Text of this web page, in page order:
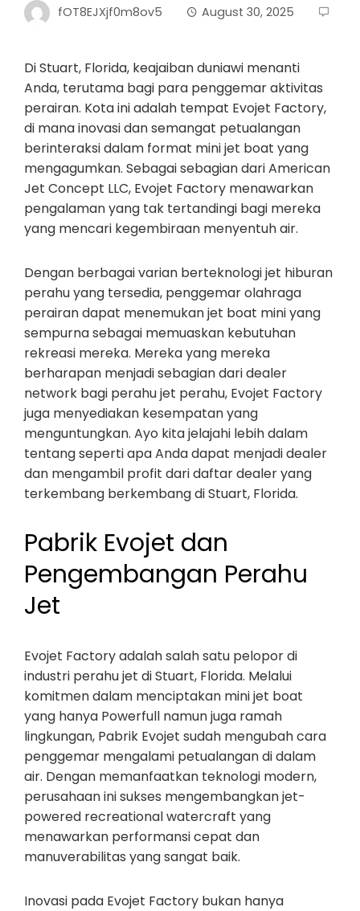
fOT8EJXjf0m8ov5 August 30, 2025
Di Stuart, Florida, keajaiban duniawi menanti
Anda, terutama bagi para penggemar aktivitas
perairan. Kota ini adalah tempat Evojet Factory,
di mana inovasi dan semangat petualangan
berinteraksi dalam format mini jet boat yang
mengagumkan. Sebagai sebagian dari American
Jet Concept LLC, Evojet Factory menawarkan
pengalaman yang tak tertandingi bagi mereka
yang mencari kegembiraan menyentuh air.
Dengan berbagai varian berteknologi jet hiburan
perahu yang tersedia, penggemar olahraga
perairan dapat menemukan jet boat mini yang
sempurna sebagai memuaskan kebutuhan
rekreasi mereka. Mereka yang mereka
berharapan menjadi sebagian dari dealer
network bagi perahu jet perahu, Evojet Factory
juga menyediakan kesempatan yang
menguntungkan. Ayo kita jelajahi lebih dalam
tentang seperti apa Anda dapat menjadi dealer
dan mengambil profit dari daftar dealer yang
terkembang berkembang di Stuart, Florida.
Pabrik Evojet dan
Pengembangan Perahu
Jet
Evojet Factory adalah salah satu pelopor di
industri perahu jet di Stuart, Florida. Melalui
komitmen dalam menciptakan mini jet boat
yang hanya Powerfull namun juga ramah
lingkungan, Pabrik Evojet sudah mengubah cara
penggemar mengalami petualangan di dalam
air. Dengan memanfaatkan teknologi modern,
perusahaan ini sukses mengembangkan jet-
powered recreational watercraft yang
menawarkan performansi cepat dan
manuverabilitas yang sangat baik.
Inovasi pada Evojet Factory bukan hanya